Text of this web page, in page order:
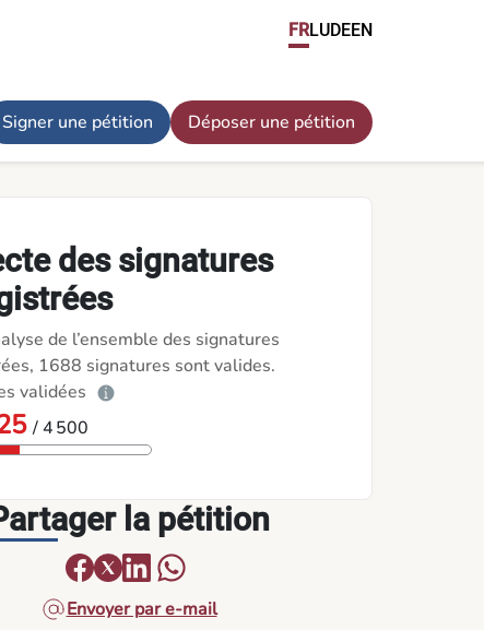
FRLUDEEN
Signer une pétition Déposer une pétition
des signatures
de l’ensemble des signatures
1688 signatures sont valides.
validées
/ 4 500
la pétition
Envoyer par e-mail